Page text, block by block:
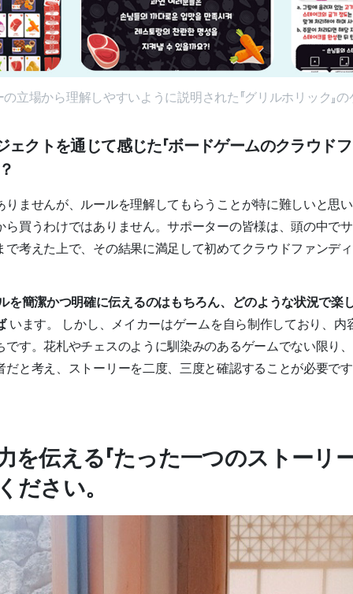
立場から理解しやすいように説明された『グリルホリック』
ェクトを通じて感じた「ボードゲームのクラウド
りませんが、ルールを理解してもらうことが特に難しいと思
ら買うわけではありません。サポーターの皆様は、頭の中で
で考えた上で、その結果に満足して初めてクラウドファンデ
を簡潔かつ明確に伝えるのはもちろん、どのような状況で楽
います。
しかし、メイカーはゲームを自ら制作しており、内
です。花札やチェスのように馴染みのあるゲームでない限り
だと考え、ストーリーを二度、三度と確認することが必要で
を伝える「たった一つのストーリ
ださい。